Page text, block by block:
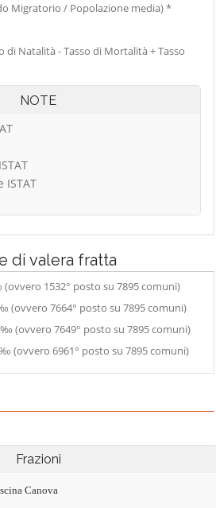
Migratorio / Popolazione media) *
di Natalità - Tasso di Mortalità + Tasso
NOTE
ISTAT
di valera fratta
1532° posto su 7895 comuni)
(ovvero 7664° posto su 7895 comuni)
(ovvero 7649° posto su 7895 comuni)
(ovvero 6961° posto su 7895 comuni)
Frazioni
Canova